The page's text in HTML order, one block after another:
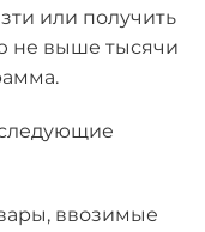
или получить
не выше тысячи
ввозимые